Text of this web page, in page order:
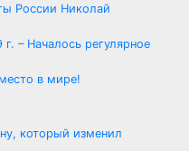
России Николай
г. – Началось регулярное
в мире!